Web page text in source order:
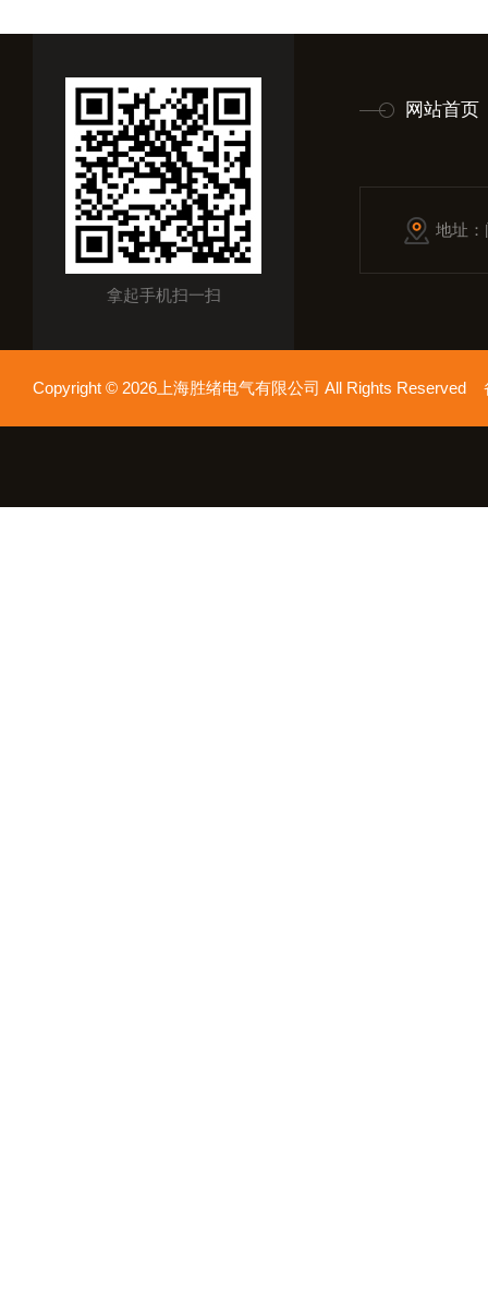
拿起手机扫一扫
网站首页
地址
Copyright © 2026上海胜绪电气有限公司 All Rights Reserved